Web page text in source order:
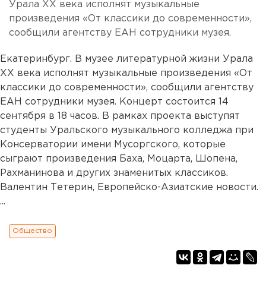
Урала XX века исполнят музыкальные
произведения «От классики до современности»,
сообщили агентству ЕАН сотрудники музея.
Екатеринбург. В музее литературной жизни Урала
XX века исполнят музыкальные произведения «От
классики до современности», сообщили агентству
ЕАН сотрудники музея. Концерт состоится 14
сентября в 18 часов. В рамках проекта выступят
студенты Уральского музыкального колледжа при
Консерватории имени Мусоргского, которые
сыграют произведения Баха, Моцарта, Шопена,
Рахманинова и других знаменитых классиков.
Валентин Тетерин, Европейско-Азиатские новости.
...
Общество